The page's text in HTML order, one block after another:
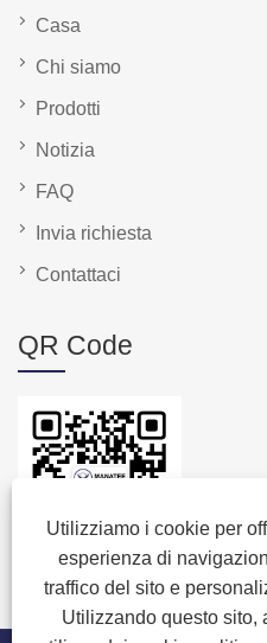
Utilizziamo i cookie per
esperienza di
traffico del sito e
Utilizzando questo sito,
Casa
Chi siamo
Prodotti
Notizia
FAQ
Invia richiesta
Contattaci
QR Code